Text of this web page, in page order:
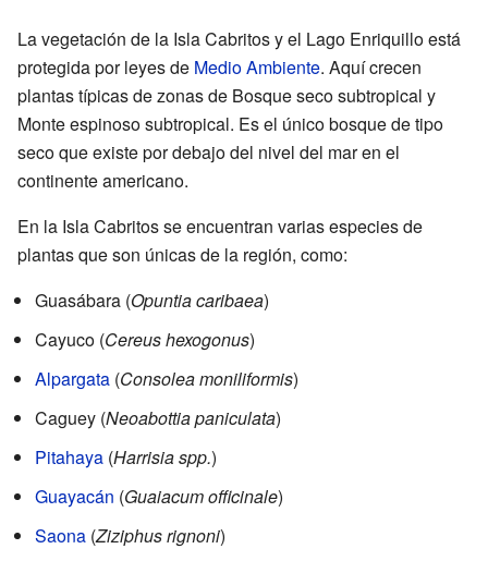
La vegetación de la Isla Cabritos y el Lago Enriquillo está
protegida por leyes de Medio Ambiente. Aquí crecen
plantas típicas de zonas de Bosque seco subtropical y
Monte espinoso subtropical. Es el único bosque de tipo
seco que existe por debajo del nivel del mar en el
continente americano.
En la Isla Cabritos se encuentran varias especies de
plantas que son únicas de la región, como:
Guasábara (Opuntia caribaea)
Cayuco (Cereus hexogonus)
Alpargata (Consolea moniliformis)
Caguey (Neoabottia paniculata)
Pitahaya (Harrisia spp.)
Guayacán (Guaiacum officinale)
Saona (Ziziphus rignoni)